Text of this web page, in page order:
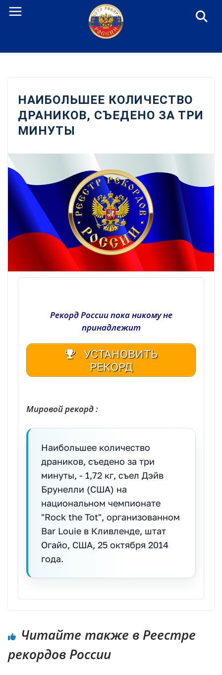
Перейти
НАИБОЛЬШЕЕ КОЛИЧЕСТВО
ДРАНИКОВ, СЪЕДЕНО ЗА ТРИ
МИНУТЫ
Рекорд России пока никому не
принадлежит
УСТАНОВИТЬ
РЕКОРД
Мировой рекорд :
Наибольшее количество
драников, съедено за три
минуты, - 1,72 кг, съел Дэйв
Брунелли (США) на
национальном чемпионате
"Rock the Tot", организованном
Bar Louie в Кливленде, штат
Огайо, США, 25 октября 2014
года.
Читайте также в Реестре
рекордов России